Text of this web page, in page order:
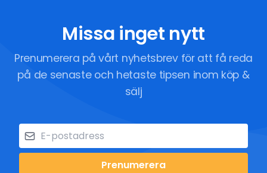
Missa inget nytt
Prenumerera på vårt nyhetsbrev för att få reda
på de senaste och hetaste tipsen inom köp &
sälj
Prenumerera